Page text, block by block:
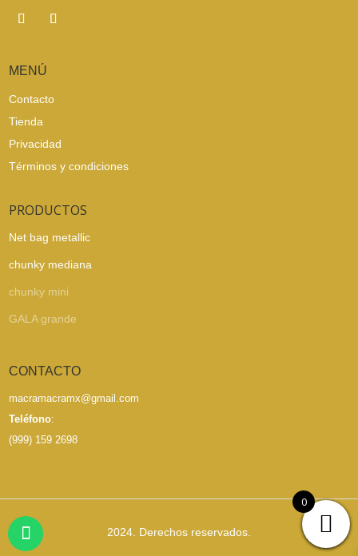
MENÚ
Contacto
Tienda
Privacidad
Términos y condiciones
PRODUCTOS
Net bag metallic
chunky mediana
chunky mini
GALA grande
CONTACTO
macramacramx@gmail.com
Teléfono:
(999) 159 2698
2024. Derechos reservados.
0